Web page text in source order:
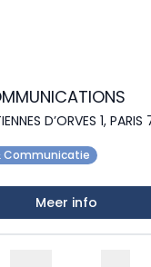
D’ORVES 1,
Communicatie
Meer info